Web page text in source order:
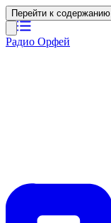
Перейти к содержанию
Радио Орфей